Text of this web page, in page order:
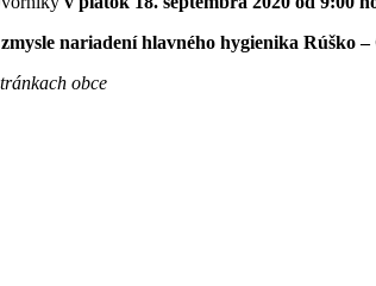
nariadení hlavného hygienika Rúško
obce